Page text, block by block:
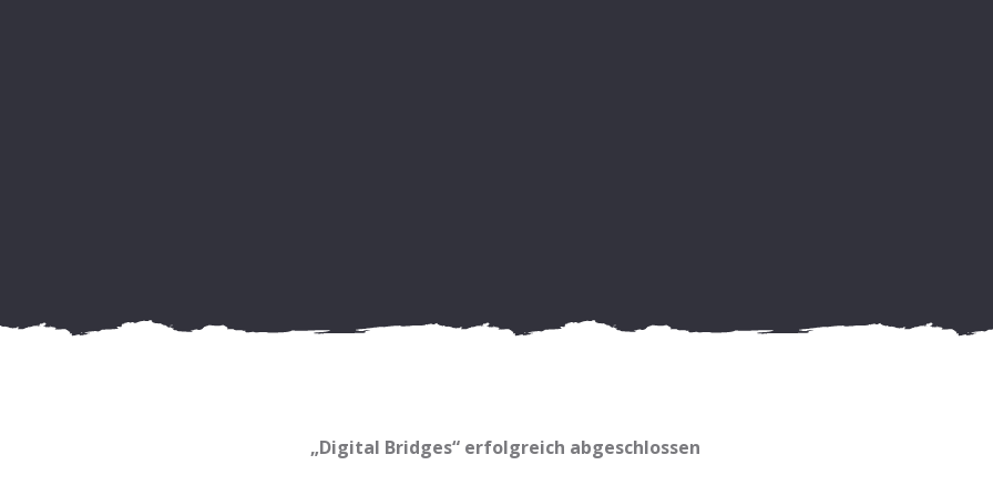
„Digital Bridges“ erfolgreich abgeschlossen